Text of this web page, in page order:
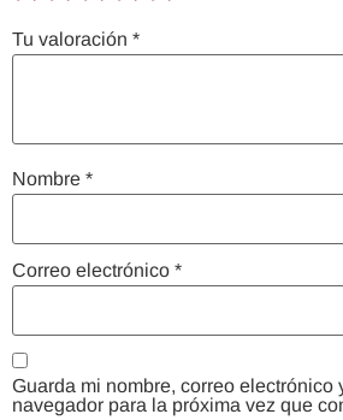
Tu valoración *
Nombre *
Correo electrónico *
Guarda mi nombre, correo electrónico
navegador para la próxima vez que